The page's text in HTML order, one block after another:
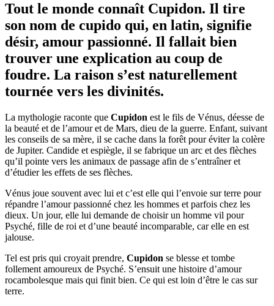
Tout le monde connaît Cupidon. Il tire
son nom de cupido qui, en latin, signifie
désir, amour passionné. Il fallait bien
trouver une explication au coup de
foudre. La raison s’est naturellement
tournée vers les divinités.
La mythologie raconte que Cupidon est le fils de Vénus, déesse de
la beauté et de l’amour et de Mars, dieu de la guerre. Enfant, suivant
les conseils de sa mère, il se cache dans la forêt pour éviter la colère
de Jupiter. Candide et espiègle, il se fabrique un arc et des flèches
qu’il pointe vers les animaux de passage afin de s’entraîner et
d’étudier les effets de ses flèches.
Vénus joue souvent avec lui et c’est elle qui l’envoie sur terre pour
répandre l’amour passionné chez les hommes et parfois chez les
dieux. Un jour, elle lui demande de choisir un homme vil pour
Psyché, fille de roi et d’une beauté incomparable, car elle en est
jalouse.
Tel est pris qui croyait prendre, Cupidon se blesse et tombe
follement amoureux de Psyché. S’ensuit une histoire d’amour
rocambolesque mais qui finit bien. Ce qui est loin d’être le cas sur
terre.